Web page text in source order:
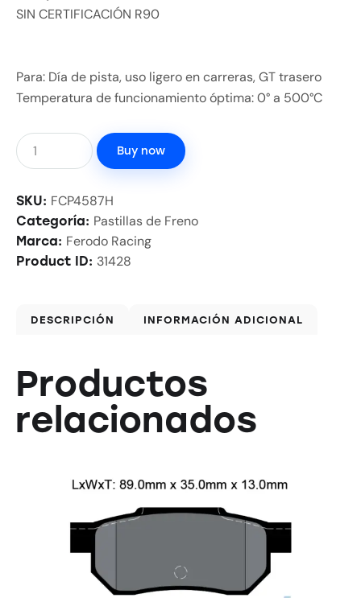
SIN CERTIFICACIÓN R90
Para: Día de pista, uso ligero en carreras, GT trasero
Temperatura de funcionamiento óptima: 0° a 500°C
Buy now
SKU: FCP4587H
Categoría: Pastillas de Freno
Marca: Ferodo Racing
Product ID: 31428
DESCRIPCIÓN INFORMACIÓN ADICIONAL
Productos
relacionados